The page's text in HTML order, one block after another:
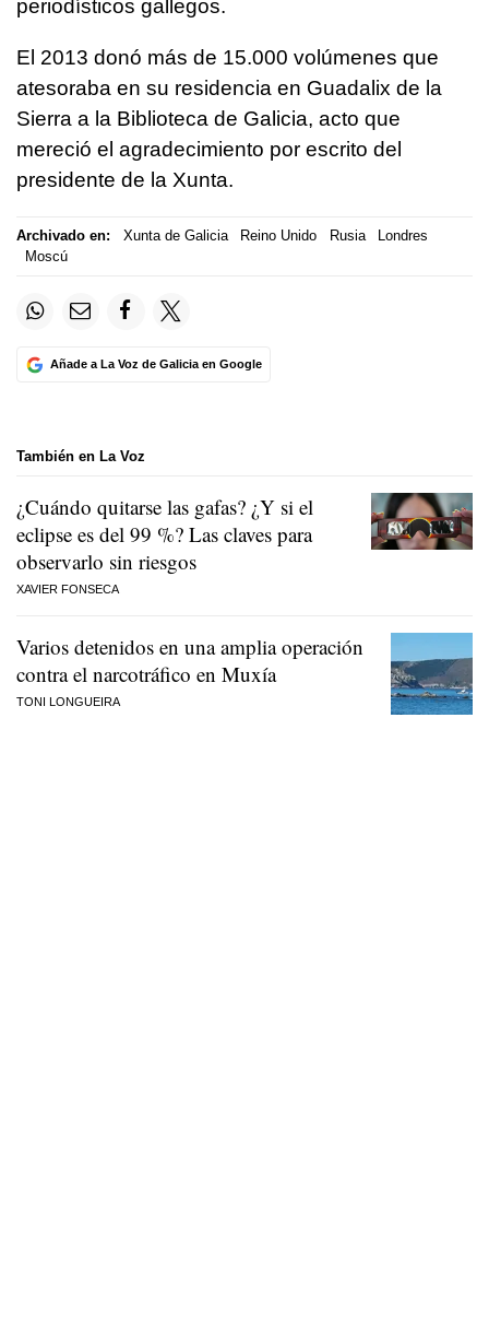
periodísticos gallegos.
El 2013 donó más de 15.000 volúmenes que
atesoraba en su residencia en Guadalix de la
Sierra a la Biblioteca de Galicia, acto que
mereció el agradecimiento por escrito del
presidente de la Xunta.
Archivado en: Xunta de Galicia Reino Unido Rusia
Londres
Moscú
Añade a La Voz de Galicia en Google
También en La Voz
¿Cuándo quitarse las gafas? ¿Y si el
eclipse es del 99 %? Las claves para
observarlo sin riesgos
XAVIER FONSECA
Varios detenidos en una amplia operación
contra el narcotráfico en Muxía
TONI LONGUEIRA